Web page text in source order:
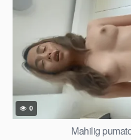
0
Mahilig